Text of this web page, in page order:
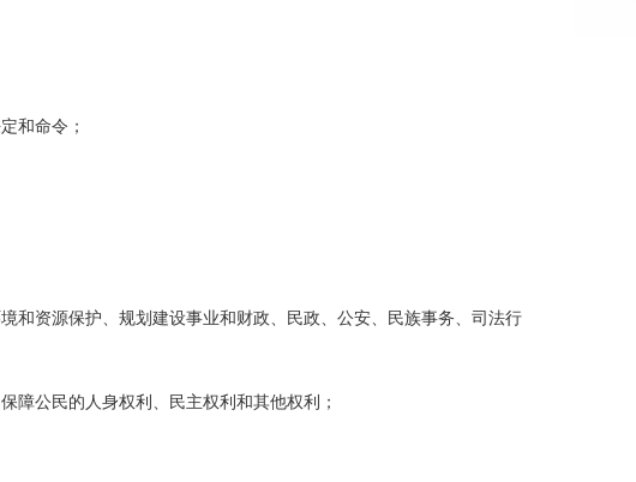
和命令；
资源保护、规划建设事业和财政、民政、公安、民族事务、司法行
公民的人身权利、民主权利和其他权利；